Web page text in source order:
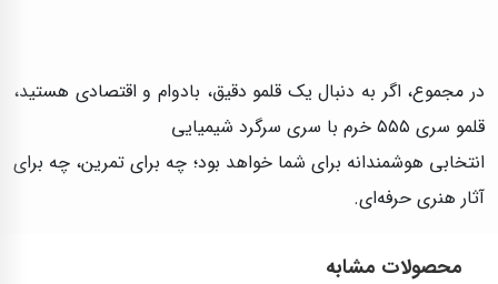
در مجموع، اگر به دنبال یک قلمو دقیق، بادوام و اقتصادی هستید،
قلمو سری ۵۵۵ خرم با سری سرگرد شیمیایی
انتخابی هوشمندانه برای شما خواهد بود؛ چه برای تمرین، چه برای
آثار هنری حرفه‌ای.
محصولات مشابه